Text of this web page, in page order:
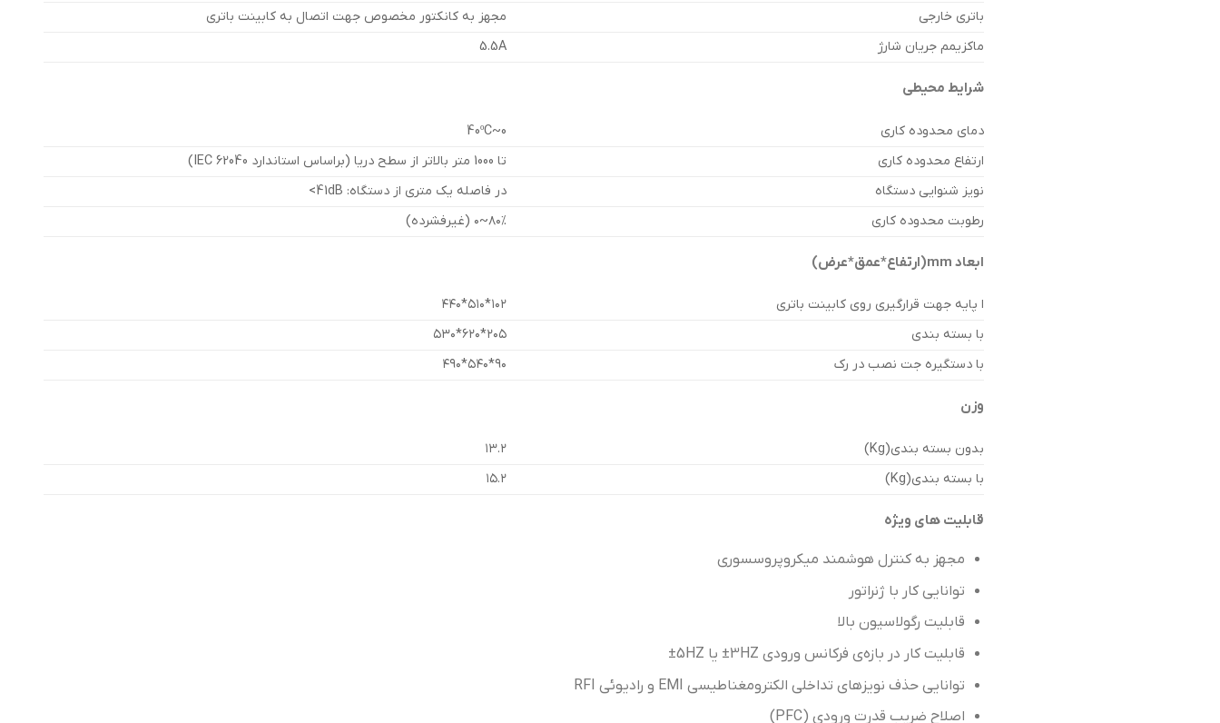
باتری خارجی
مجهز به کانکتور مخصوص جهت اتصال به کابینت باتری
ماکزیمم جریان شارژ
5.5A
شرایط محیطی
دمای محدوده کاری
0~40ºC
ارتفاع محدوده کاری
تا 1000 متر بالاتر از سطح دریا (براساس استاندارد IEC 62040)
نویز شنوایی دستگاه
در فاصله یک متری از دستگاه: 41dB>
رطوبت محدوده کاری
۸۰%~۰ (غیرفشرده)
ابعاد mm(ارتفاع*عمق*عرض)
ا پایه جهت قرارگیری روی کابینت باتری
۱۰۲*۵۱۰*۴۴۰
با بسته بندی
۲۰۵*۶۲۰*۵۳۰
با دستگیره جت نصب در رک
۹۰*۵۴۰*۴۹۰
وزن
بدون بسته بندی(Kg)
۱۳.۲
با بسته بندی(Kg)
۱۵.۲
قابلیت های ویژه
مجهز به کنترل هوشمند میکروپروسسوری
توانایی کار با ژنراتور
قابلیت رگولاسیون بالا
قابلیت کار در بازه‌ی فرکانس ورودی 3HZ± یا 5HZ±
توانایی حذف نویزهای تداخلی الکترومغناطیسی EMI و رادیوئی RFI
اصلاح ضریب قدرت ورودی (PFC)